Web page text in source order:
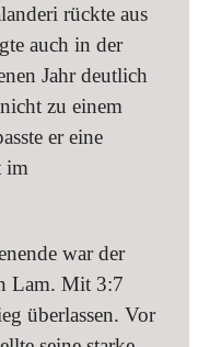
rückte aus
auch in der
Jahr deutlich
zu einem
er eine
im
war der
Lam. Mit 3:7
überlassen. Vor